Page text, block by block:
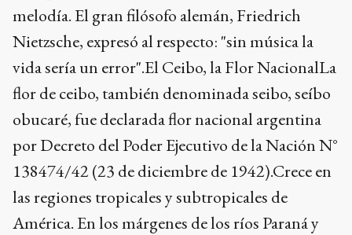
melodía. El gran filósofo alemán, Friedrich
Nietzsche, expresó al respecto: "sin música la
vida sería un error".El Ceibo, la Flor NacionalLa
flor de ceibo, también denominada seibo, seíbo
obucaré, fue declarada flor nacional argentina
por Decreto del Poder Ejecutivo de la Nación N°
138474/42 (23 de diciembre de 1942).Crece en
las regiones tropicales y subtropicales de
América. En los márgenes de los ríos Paraná y